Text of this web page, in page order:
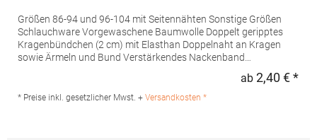
Größen 86-94 und 96-104 mit Seitennähten Sonstige Größen
Schlauchware Vorgewaschene Baumwolle Doppelt geripptes
Kragenbündchen (2 cm) mit Elasthan Doppelnaht an Kragen
sowie Ärmeln und Bund Verstärkendes Nackenband
g/m²Materialzusammensetzung: 100% Baumwolle (Ash: 98%
Baumwolle / 2% Viskose), (Grey Melange: 85% Baumwolle / 15%
ab 2,40 € *
* Preise inkl. gesetzlicher Mwst. + Versandkosten *